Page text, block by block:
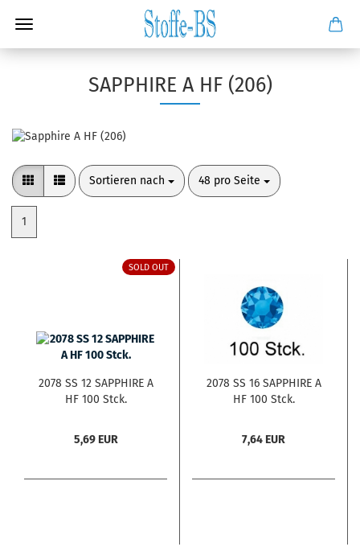
SAPPHIRE A HF (206)
Sortieren nach
Sortieren nach 48 pro Seite
pro Seite
1
SOLD OUT
2078 SS 12 SAPPHIRE A
HF 100 Stck.
5,69 EUR
2078 SS 16 SAPPHIRE A
HF 100 Stck.
7,64 EUR